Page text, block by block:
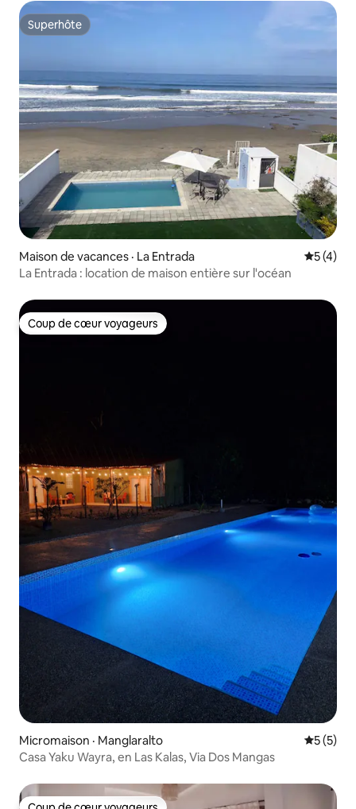
Superhôte
Superhôte
Maison de vacances · La Entrada Note
5 (4)
La Entrada : location de maison entière sur l'océan
Coup de cœur voyageurs
Coup de cœur voyageurs
Micromaison · Manglaralto Note
5 (5)
Casa Yaku Wayra, en Las Kalas, Via Dos Mangas